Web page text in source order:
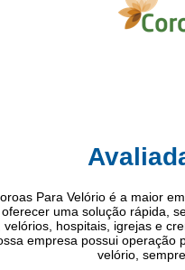
Para Velório é a maior
uma solução rápida,
velórios, hospitais, igrejas e
empresa possui
velório,